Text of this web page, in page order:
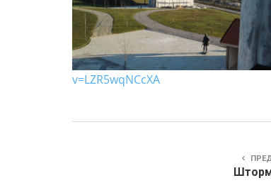
v=LZR5wqNCcXA